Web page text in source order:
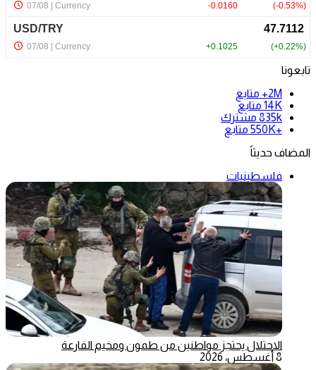
تابعونا
2M+
متابع
14K متابع
835k مشترك
+550K
متابع
المضاف حديثاً
فلسطينيات
الاحتلال يحتجز مواطنين من طمون ومخيم الفارعة
8 أغسطس، 2026